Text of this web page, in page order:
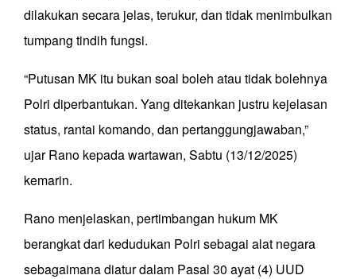
dilakukan secara jelas, terukur, dan tidak menimbulkan
tumpang tindih fungsi.
“Putusan MK itu bukan soal boleh atau tidak bolehnya
Polri diperbantukan. Yang ditekankan justru kejelasan
status, rantai komando, dan pertanggungjawaban,”
ujar Rano kepada wartawan, Sabtu (13/12/2025)
kemarin.
Rano menjelaskan, pertimbangan hukum MK
berangkat dari kedudukan Polri sebagai alat negara
sebagaimana diatur dalam Pasal 30 ayat (4) UUD